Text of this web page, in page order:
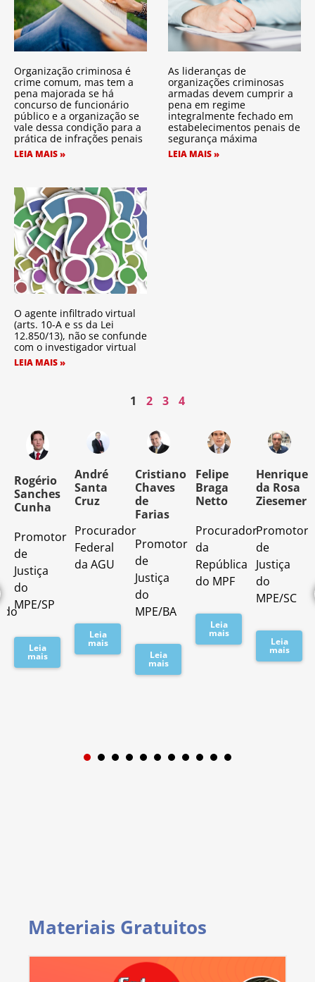
Organização criminosa é
crime comum, mas tem a
pena majorada se há
concurso de funcionário
público e a organização se
vale dessa condição para a
prática de infrações penais
LEIA MAIS »
As lideranças de
organizações criminosas
armadas devem cumprir a
pena em regime
integralmente fechado em
estabelecimentos penais de
segurança máxima
LEIA MAIS »
O agente infiltrado virtual
(arts. 10-A e ss da Lei
12.850/13), não se confunde
com o investigador virtual
LEIA MAIS »
1 2 3 4
Rogério
Sanches
Cunha
Promotor
de
Justiça
do
MPE/SP
Leia
mais
André
Santa
Cruz
Procurador
Federal
da AGU
Leia
mais
Cristiano
Chaves
de
Farias
Promotor
de
Justiça
do
MPE/BA
Leia
mais
Felipe
Braga
Netto
Procurador
da
República
do MPF
Leia
mais
Henrique
da Rosa
Ziesemer
Promotor
de
Justiça
do
MPE/SC
Leia
mais
1 2 3
Materiais Gratuitos